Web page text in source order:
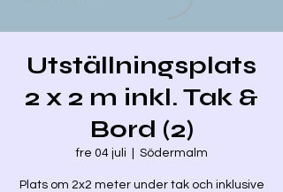
Utställningsplats
2 x 2 m inkl. Tak &
Bord (2)
fre 04 juli Södermalm
Plats om 2x2 meter under tak och inklusive